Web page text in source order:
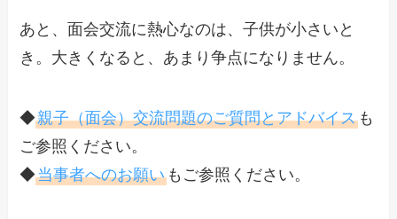
あと、面会交流に熱心なのは、子供が小さいと
き。大きくなると、あまり争点になりません。
◆親子（面会）交流問題のご質問とアドバイス も
ご参照ください。
◆当事者へのお願い もご参照ください。